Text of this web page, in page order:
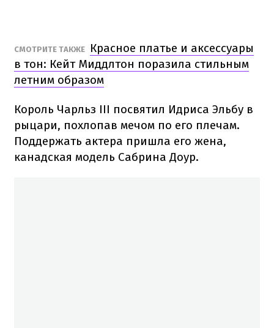
СМОТРИТЕ ТАКЖЕ
Красное платье и аксессуары
в тон: Кейт Миддлтон поразила стильным
летним образом
Король Чарльз III посвятил Идриса Эльбу в
рыцари, похлопав мечом по его плечам.
Поддержать актера пришла его жена,
канадская модель Сабрина Доур.